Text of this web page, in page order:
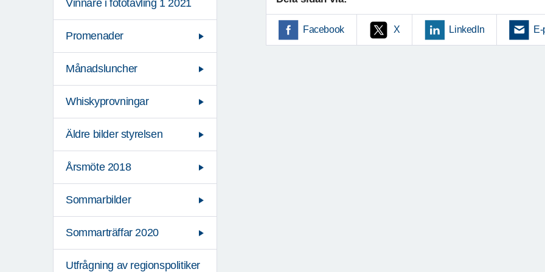
Vinnare i fototävling 1 2021
Promenader
Månadsluncher
Whiskyprovningar
Äldre bilder styrelsen
Årsmöte 2018
Sommarbilder
Sommarträffar 2020
Utfrågning av regionspolitiker
Facebook X LinkedIn